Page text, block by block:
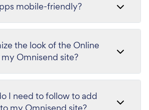
mobile-friendly?
the look of the Online
Omnisend site?
I need to follow to add